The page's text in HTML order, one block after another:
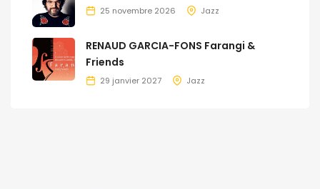
25 novembre 2026 Jazz
RENAUD GARCIA-FONS Farangi &
Friends
29 janvier 2027 Jazz